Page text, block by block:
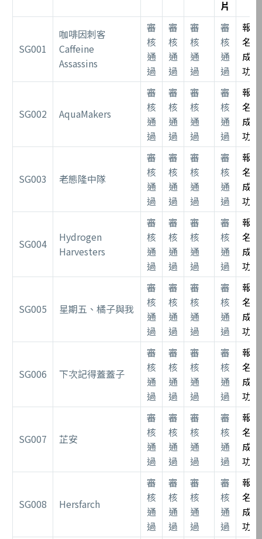
片
SG001
咖啡因刺客
Caffeine
Assassins
審
核
通
過
審
核
通
過
審
核
通
過
審
核
通
過
報
名
成
功
SG002 AquaMakers
審
核
通
過
審
核
通
過
審
核
通
過
審
核
通
過
報
名
成
功
SG003 老態隆中隊
審
核
通
過
審
核
通
過
審
核
通
過
審
核
通
過
報
名
成
功
SG004
Hydrogen
Harvesters
審
核
通
過
審
核
通
過
審
核
通
過
審
核
通
過
報
名
成
功
SG005 星期五、橘子與我
審
核
通
過
審
核
通
過
審
核
通
過
審
核
通
過
報
名
成
功
SG006 下次記得蓋蓋子
審
核
通
過
審
核
通
過
審
核
通
過
審
核
通
過
報
名
成
功
SG007 芷安
審
核
通
過
審
核
通
過
審
核
通
過
審
核
通
過
報
名
成
功
SG008 Hersfarch
審
核
通
過
審
核
通
過
審
核
通
過
審
核
通
過
報
名
成
功